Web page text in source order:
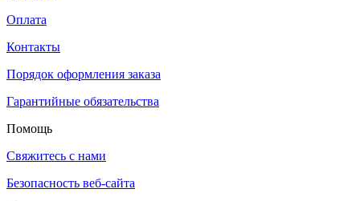
Оплата
Контакты
Порядок оформления заказа
Гарантийные обязательства
Помощь
Свяжитесь с нами
Безопасность веб-сайта